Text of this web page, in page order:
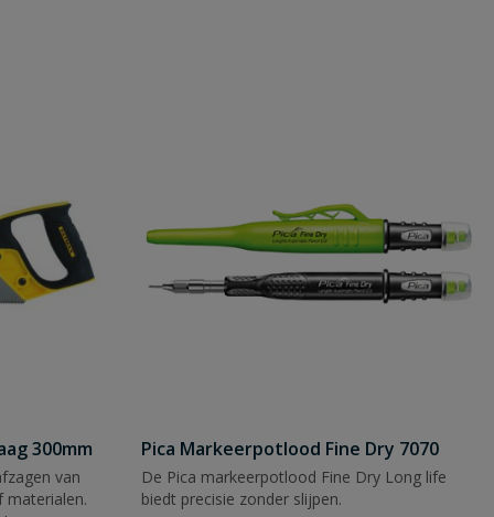
300mm
van
materialen.
Pica Markeerpotlood Fine Dry 7070
De Pica markeerpotlood Fine Dry Long life
biedt precisie zonder slijpen.